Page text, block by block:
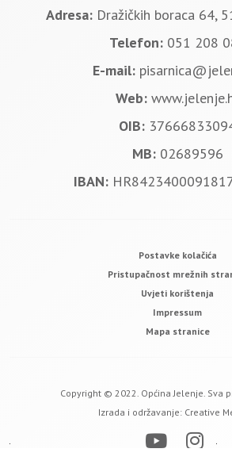
Adresa: Dražičkih boraca 64,
Telefon: 051 208
E-mail:
Web:
OIB:
MB: 02689596
IBAN:
Postavke kolačića
Pristupačnost mrežnih
Uvjeti korištenja
Impressum
Mapa stranice
Copyright © 2022. Općina Jelenje. Sva
Izrada i održavanje: Creative